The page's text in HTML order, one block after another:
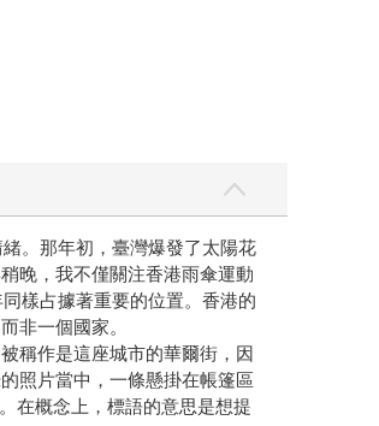
。那年初，臺灣爆發了太陽花
晚，我不僅關注香港雨傘運動
樣占據著重要的位置。香港的
非一個國家。
稱作是這座城市的華爾街，因
照片當中，一條懸掛在帳篷區
在概念上，標語的意思是想提